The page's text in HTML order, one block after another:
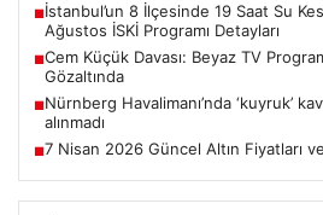
■İstanbul’un 8 İlçesinde 19 Saat Su
Ağustos İSKİ Programı Detayları
■Cem Küçük Davası: Beyaz TV
Gözaltında
■Nürnberg Havalimanı’nda ‘kuyruk’
alınmadı
■7 Nisan 2026 Güncel Altın Fiyatları